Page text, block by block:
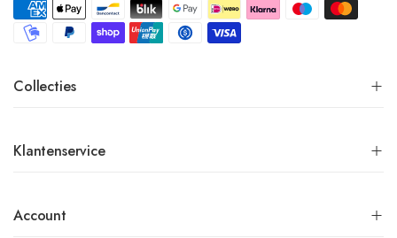
Collecties
Klantenservice
Account